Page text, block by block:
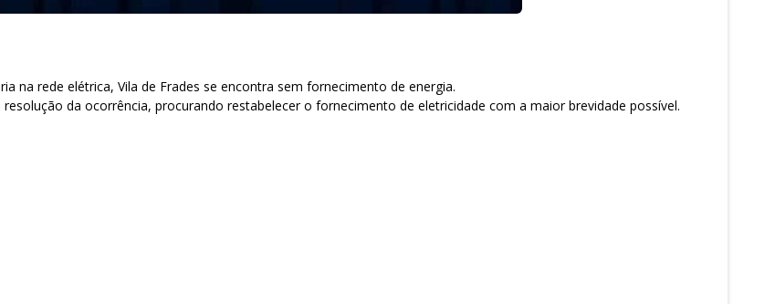
na rede elétrica, Vila de Frades se encontra sem fornecimento de energia.
da ocorrência, procurando restabelecer o fornecimento de eletricidade com a maior brevidade possível.